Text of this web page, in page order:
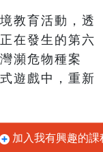
教育活動，透
在發生的第六
瀕危物種案
遊戲中，重新
加入我有興趣的課